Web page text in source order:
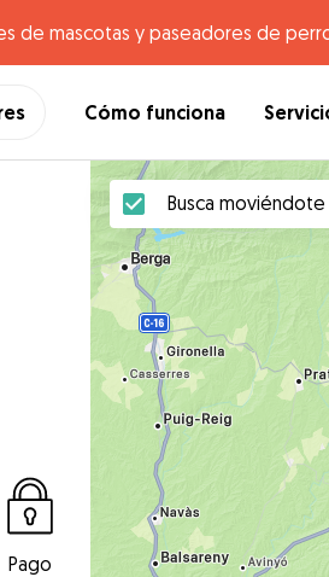
de mascotas y paseadores de
Cómo funciona
Pago
Busca